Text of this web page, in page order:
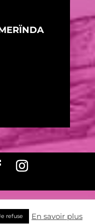
refuse En savoir plus